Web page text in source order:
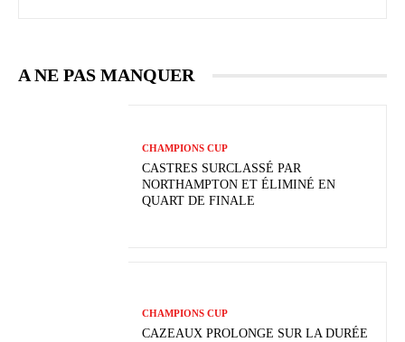
A NE PAS MANQUER
CHAMPIONS CUP
CASTRES SURCLASSÉ PAR
NORTHAMPTON ET ÉLIMINÉ EN
QUART DE FINALE
CHAMPIONS CUP
CAZEAUX PROLONGE SUR LA DURÉE